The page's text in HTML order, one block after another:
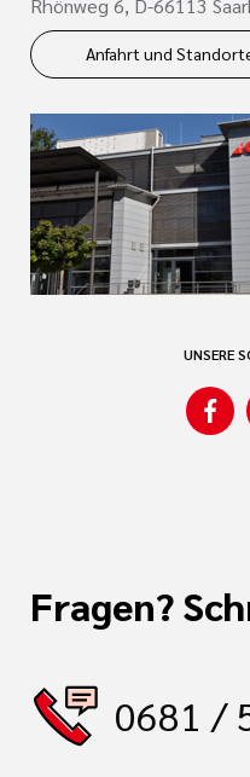
Rhönweg 6, D-66113
Anfahrt und
UNSERE
Fragen?
0681 /